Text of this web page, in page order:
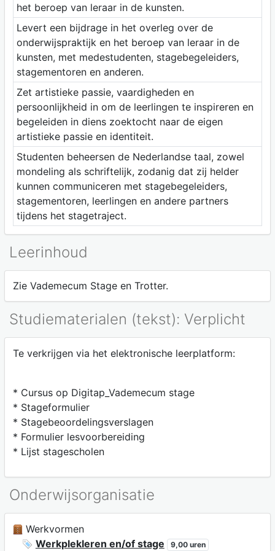
het beroep van leraar in de kunsten.
Levert een bijdrage in het overleg over de
onderwijspraktijk en het beroep van leraar in de
kunsten, met medestudenten, stagebegeleiders,
stagementoren en anderen.
Zet artistieke passie, vaardigheden en
persoonlijkheid in om de leerlingen te inspireren en
begeleiden in diens zoektocht naar de eigen
artistieke passie en identiteit.
Studenten beheersen de Nederlandse taal, zowel
mondeling als schriftelijk, zodanig dat zij helder
kunnen communiceren met stagebegeleiders,
stagementoren, leerlingen en andere partners
tijdens het stagetraject.
Leerinhoud
Zie Vademecum Stage en Trotter.
Studiematerialen (tekst): Verplicht
Te verkrijgen via het elektronische leerplatform:
* Cursus op Digitap_Vademecum stage
* Stageformulier
* Stagebeoordelingsverslagen
* Formulier lesvoorbereiding
* Lijst stagescholen
Onderwijsorganisatie
Werkvormen
Werkplekleren en/of stage
9,00 uren